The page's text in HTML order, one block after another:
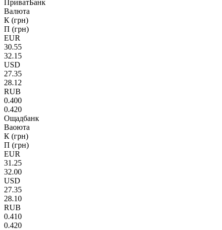
ПриватБанк
Валюта
К (грн)
П (грн)
EUR
30.55
32.15
USD
27.35
28.12
RUB
0.400
0.420
Ощадбанк
Ваоюта
К (грн)
П (грн)
EUR
31.25
32.00
USD
27.35
28.10
RUB
0.410
0.420